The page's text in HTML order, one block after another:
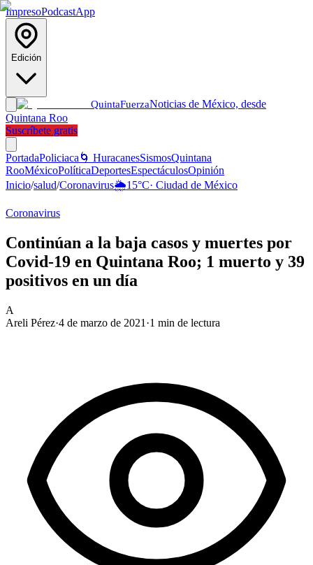
ImpresoPodcastApp
Edición
QuintaFuerzaNoticias de México, desde
Quintana Roo
Suscríbete gratis
PortadaPoliciaca 🌀 HuracanesSismosQuintana
RooMéxicoPolíticaDeportesEspectáculosOpinión
Inicio/salud/Coronavirus🌦️15°C· Ciudad de México
Coronavirus
Continúan a la baja casos y muertes por
Covid-19 en Quintana Roo; 1 muerto y 39
positivos en un día
A
Areli Pérez·4 de marzo de 2021 ·1 min de lectura